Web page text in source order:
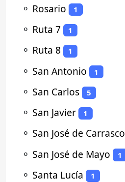
⚬ Rosario 1
⚬ Ruta 7 1
⚬ Ruta 8 1
⚬ San Antonio 1
⚬ San Carlos 5
⚬ San Javier 1
⚬ San José de Carrasco
⚬ San José de Mayo 1
⚬ Santa Lucía 1